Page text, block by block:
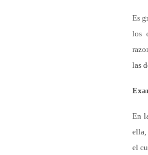
Es
los
las
En
ella,
el